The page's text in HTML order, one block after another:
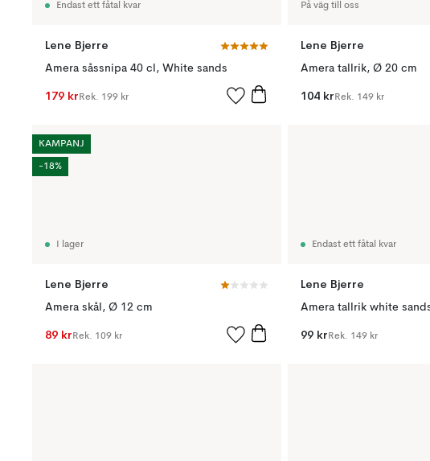
Endast ett fåtal kvar
Lene Bjerre
Amera såssnipa 40 cl, White sands
179 kr Rek. 199 kr
På väg till oss
Lene Bjerre
Amera tallrik, Ø 20 cm
104 kr Rek. 149 kr
I lager
Lene Bjerre
Amera skål, Ø 12 cm
89 kr Rek. 109 kr
KAMPANJ
-18%
Endast ett fåtal kvar
Lene Bjerre
Amera tallrik white
99 kr Rek. 149 kr